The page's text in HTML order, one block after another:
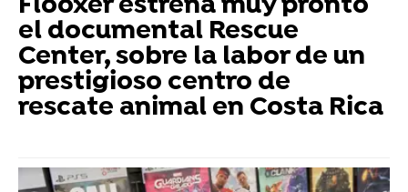
el documental Rescue
Center, sobre la labor de un
prestigioso centro de
rescate animal en Costa Rica